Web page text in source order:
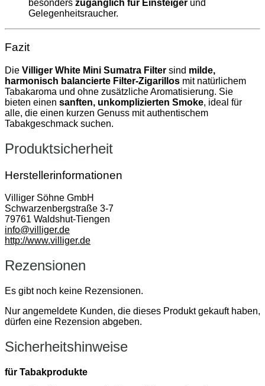
besonders zugänglich für Einsteiger und
Gelegenheitsraucher.
Fazit
Die Villiger White Mini Sumatra Filter sind milde,
harmonisch balancierte Filter‑Zigarillos mit natürlichem
Tabakaroma und ohne zusätzliche Aromatisierung. Sie
bieten einen sanften, unkomplizierten Smoke, ideal für
alle, die einen kurzen Genuss mit authentischem
Tabakgeschmack suchen.
Produktsicherheit
Herstellerinformationen
Villiger Söhne GmbH
Schwarzenbergstraße 3-7
79761 Waldshut-Tiengen
info@villiger.de
http://www.villiger.de
Rezensionen
Es gibt noch keine Rezensionen.
Nur angemeldete Kunden, die dieses Produkt gekauft haben,
dürfen eine Rezension abgeben.
Sicherheitshinweise
für Tabakprodukte